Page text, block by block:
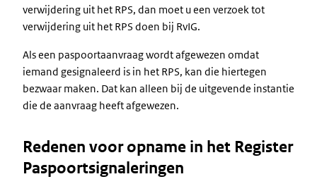
verwijdering uit het RPS, dan moet u een verzoek tot
verwijdering uit het RPS doen bij RvIG.
Als een paspoortaanvraag wordt afgewezen omdat
iemand gesignaleerd is in het RPS, kan die hiertegen
bezwaar maken. Dat kan alleen bij de uitgevende instantie
die de aanvraag heeft afgewezen.
Redenen voor opname in het Register
Paspoortsignaleringen